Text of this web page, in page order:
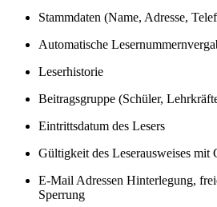
Stammdaten (Name, Adresse,
Automatische
Leserhistorie
Beitragsgruppe (Schüler,
Eintrittsdatum des Lesers
Gültigkeit des Leserausweises mit
E-Mail Adressen Hinterlegung,
Sperrung